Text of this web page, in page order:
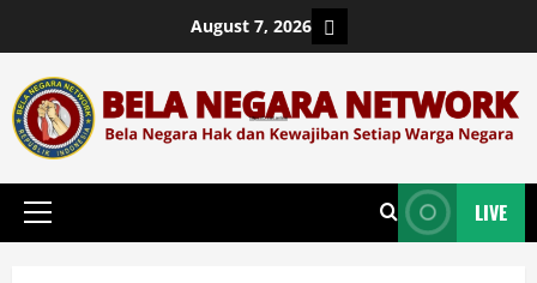
content
August 7, 2026 Login
Primary
LIVE